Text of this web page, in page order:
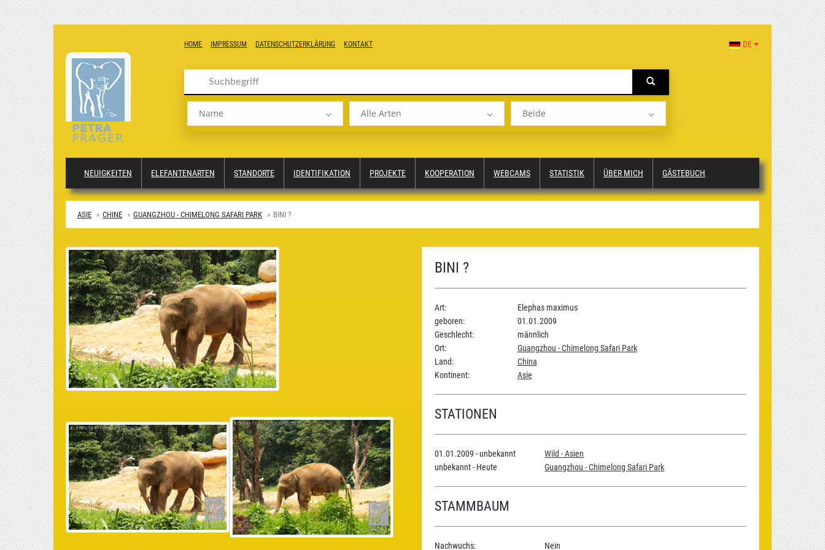
HOME IMPRESSUM DATENSCHUTZERKLÄRUNG KONTAKT DE
Name Alle Arten Beide
NEUIGKEITEN ELEFANTENARTEN STANDORTE IDENTIFIKATION PROJEKTE KOOPERATION WEBCAMS STATISTIK ÜBER MICH GÄSTEBUCH
ASIE CHINE GUANGZHOU - CHIMELONG SAFARI PARK BINI ?
BINI ?
Art:
Elephas maximus
geboren:
01.01.2009
Geschlecht:
männlich
Ort:
Guangzhou - Chimelong Safari Park
Land:
China
Kontinent:
Asie
STATIONEN
01.01.2009 - unbekannt
Wild - Asien
unbekannt - Heute
Guangzhou - Chimelong Safari Park
STAMMBAUM
Nachwuchs: Nein